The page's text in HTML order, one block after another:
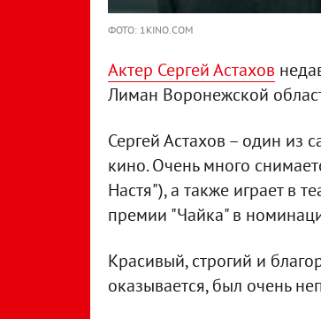
ФОТО: 1KINO.COM
Актер Сергей Астахов
Лиман Воронежской
Сергей Астахов – один из
кино. Очень много
Настя"), а также играет в
премии "Чайка" в
Красивый, строгий и
оказывается, был очень